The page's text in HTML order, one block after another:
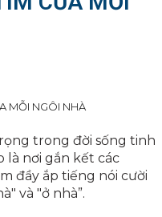
MỖI NGÔI NHÀ
trong đời sống tinh
là nơi gắn kết các
đầy ắp tiếng nói cười
và "ở nhà”.